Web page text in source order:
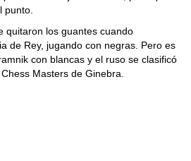
punto.
quitaron los guantes cuando
de Rey, jugando con negras. Pero es
con blancas y el ruso se clasificó
Masters de Ginebra.